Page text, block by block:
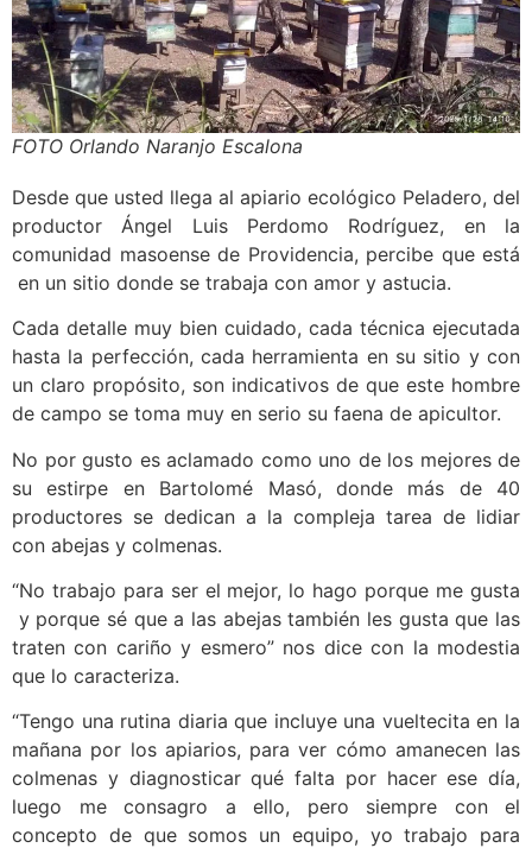
FOTO Orlando Naranjo Escalona
Desde que usted llega al apiario ecológico Peladero, del
productor Ángel Luis Perdomo Rodríguez, en la
comunidad masoense de Providencia, percibe que está
en un sitio donde se trabaja con amor y astucia.
Cada detalle muy bien cuidado, cada técnica ejecutada
hasta la perfección, cada herramienta en su sitio y con
un claro propósito, son indicativos de que este hombre
de campo se toma muy en serio su faena de apicultor.
No por gusto es aclamado como uno de los mejores de
su estirpe en Bartolomé Masó, donde más de 40
productores se dedican a la compleja tarea de lidiar
con abejas y colmenas.
“No trabajo para ser el mejor, lo hago porque me gusta
y porque sé que a las abejas también les gusta que las
traten con cariño y esmero” nos dice con la modestia
que lo caracteriza.
“Tengo una rutina diaria que incluye una vueltecita en la
mañana por los apiarios, para ver cómo amanecen las
colmenas y diagnosticar qué falta por hacer ese día,
luego me consagro a ello, pero siempre con el
concepto de que somos un equipo, yo trabajo para